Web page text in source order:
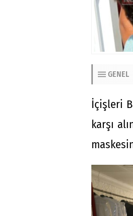
GENEL
İçişleri
karşı